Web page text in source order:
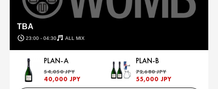
TBA
23:00 - 04:30 ALL MIX
PLAN-A
54,050 JPY
40,000 JPY
PLAN-B
72,680 JPY
55,000 JPY